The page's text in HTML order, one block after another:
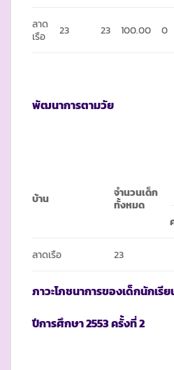
ลาด
เรือ
23 23 100.00 0
พัฒนาการตามวัย
บ้าน
จำนวนเด็ก
ทั้งหมด
ลาดเรือ 23
ภาวะโภชนาการของเด็กนักเรี
ปีการศึกษา2553 ครั้งที่ 2